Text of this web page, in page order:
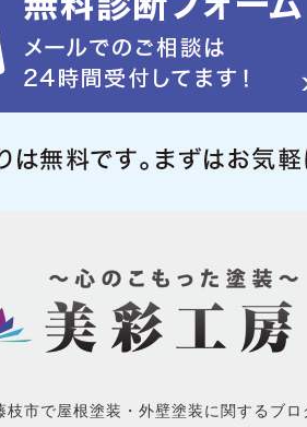
枝市で屋根塗装・外壁塗装に関するブロ